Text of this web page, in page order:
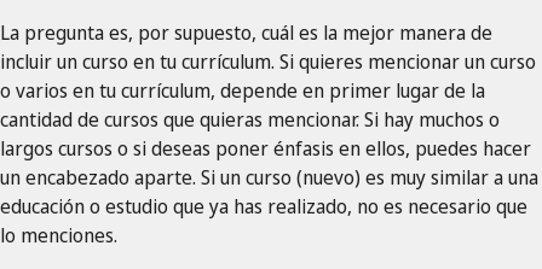
La pregunta es, por supuesto, cuál es la mejor manera de
incluir un curso en tu currículum. Si quieres mencionar un curso
o varios en tu currículum, depende en primer lugar de la
cantidad de cursos que quieras mencionar. Si hay muchos o
largos cursos o si deseas poner énfasis en ellos, puedes hacer
un encabezado aparte. Si un curso (nuevo) es muy similar a una
educación o estudio que ya has realizado, no es necesario que
lo menciones.